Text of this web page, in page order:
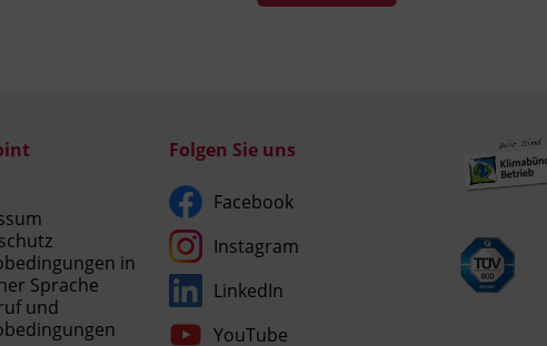
in
Sprache
und
Folgen Sie uns
Facebook
Instagram
LinkedIn
YouTube